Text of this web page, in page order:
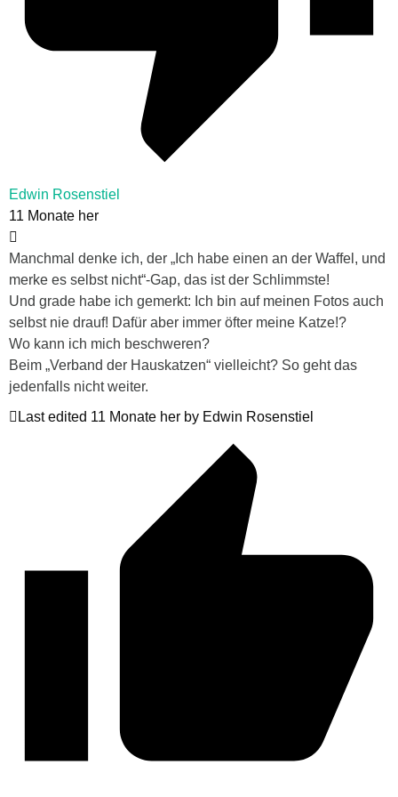
Edwin Rosenstiel
11 Monate her
Manchmal denke ich, der „Ich habe einen an der Waffel, und
merke es selbst nicht“-Gap, das ist der Schlimmste!
Und grade habe ich gemerkt: Ich bin auf meinen Fotos auch
selbst nie drauf! Dafür aber immer öfter meine Katze!?
Wo kann ich mich beschweren?
Beim „Verband der Hauskatzen“ vielleicht? So geht das
jedenfalls nicht weiter.
Last edited 11 Monate her by Edwin Rosenstiel